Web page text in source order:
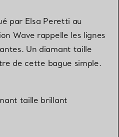
par Elsa Peretti au
Wave rappelle les lignes
Un diamant taille
de cette bague simple.
taille brillant